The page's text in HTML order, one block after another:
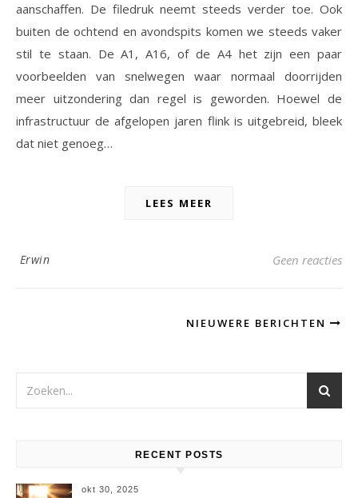
aanschaffen. De filedruk neemt steeds verder toe. Ook
buiten de ochtend en avondspits komen we steeds vaker
stil te staan. De A1, A16, of de A4 het zijn een paar
voorbeelden van snelwegen waar normaal doorrijden
meer uitzondering dan regel is geworden. Hoewel de
infrastructuur de afgelopen jaren flink is uitgebreid, bleek
dat niet genoeg…
LEES MEER
Erwin Geen reacties
NIEUWERE BERICHTEN
RECENT POSTS
okt 30, 2025